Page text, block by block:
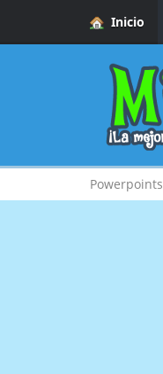
Inicio
Powerpoints